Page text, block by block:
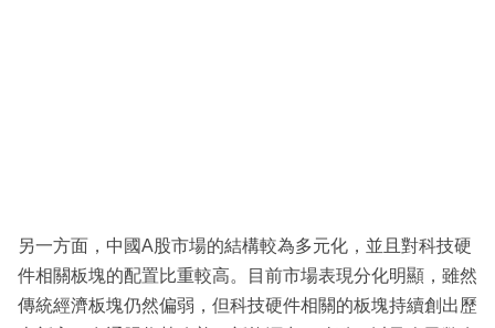
另一方面，中國A股市場的結構較為多元化，並且對科技硬
件相關板塊的配置比重較高。目前市場表現分化明顯，雖然
傳統經濟板塊仍然偏弱，但科技硬件相關的板塊持續創出歷